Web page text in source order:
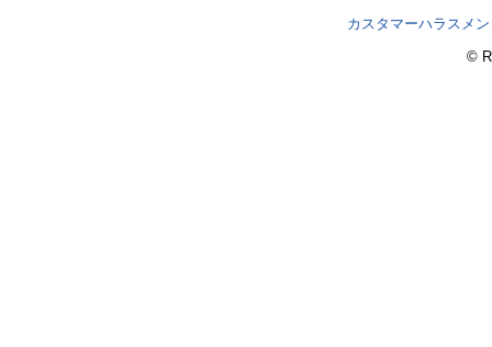
カスタマーハラスメ
©